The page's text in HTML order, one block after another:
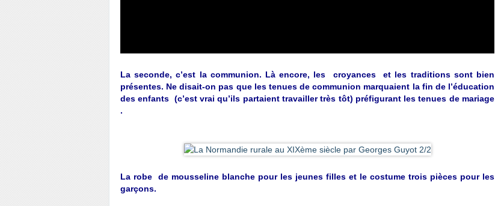
La seconde, c’est la communion. Là encore, les croyances et les traditions sont bien
présentes. Ne disait-on pas que les tenues de communion marquaient la fin de l’éducation
des enfants (c’est vrai qu’ils partaient travailler très tôt) préfigurant les tenues de mariage
.
La robe de mousseline blanche pour les jeunes filles et le costume trois pièces pour les
garçons.